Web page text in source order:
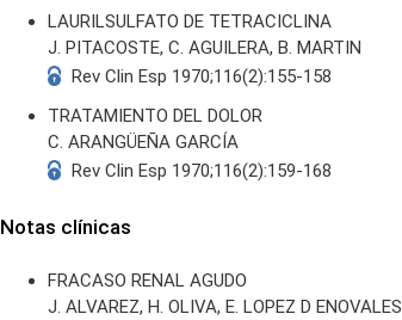
LAURILSULFATO DE TETRACICLINA
J. PITACOSTE, C. AGUILERA, B. MARTIN
Rev Clin Esp 1970;116(2):155-158
TRATAMIENTO DEL DOLOR
C. ARANGÜEÑA GARCÍA
Rev Clin Esp 1970;116(2):159-168
Notas clínicas
FRACASO RENAL AGUDO
J. ALVAREZ, H. OLIVA, E. LOPEZ D ENOVALES